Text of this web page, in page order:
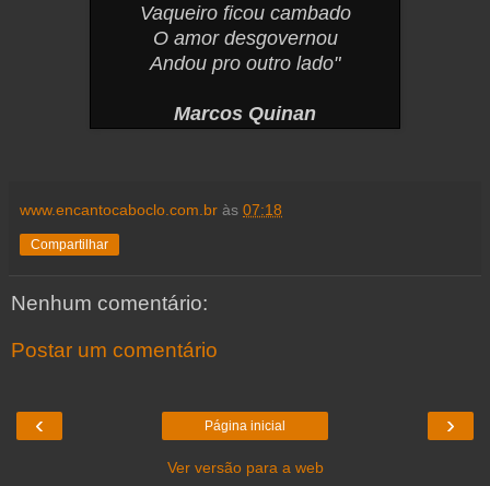
Vaqueiro ficou cambado
O amor desgovernou
Andou pro outro lado"
Marcos Quinan
www.encantocaboclo.com.br às 07:18
Compartilhar
Nenhum comentário:
Postar um comentário
‹ ›
Página inicial
Ver versão para a web